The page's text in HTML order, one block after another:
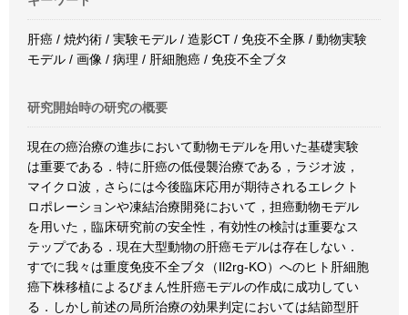
肝癌 / 焼灼術 / 実験モデル / 造影CT / 免疫不全豚 / 動物実験
モデル / 画像 / 病理 / 肝細胞癌 / 免疫不全ブタ
研究開始時の研究の概要
現在の癌治療の進歩において動物モデルを用いた基礎実験
は重要である．特に肝癌の低侵襲治療である，ラジオ波，
マイクロ波，さらには今後臨床応用が期待されるエレクト
ロポレーションや凍結治療開発において，担癌動物モデル
を用いた，臨床研究前の安全性，有効性の検討は重要なス
テップである．現在大型動物の肝癌モデルは存在しない．
すでに我々は重度免疫不全ブタ（Il2rg-KO）へのヒト肝細胞
癌下株移植によるびまん性肝癌モデルの作成に成功してい
る．しかし前述の局所治療の効果判定においては結節型肝